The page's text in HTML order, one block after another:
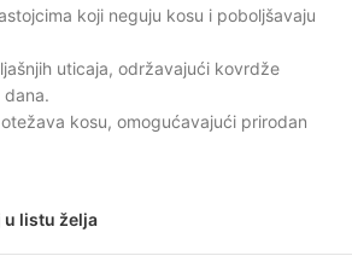
koji neguju kosu i poboljšavaju
uticaja, održavajući kovrdže
kosu, omogućavajući prirodan
u listu želja